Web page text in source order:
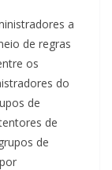
a
de regras
os
do
de
de
de